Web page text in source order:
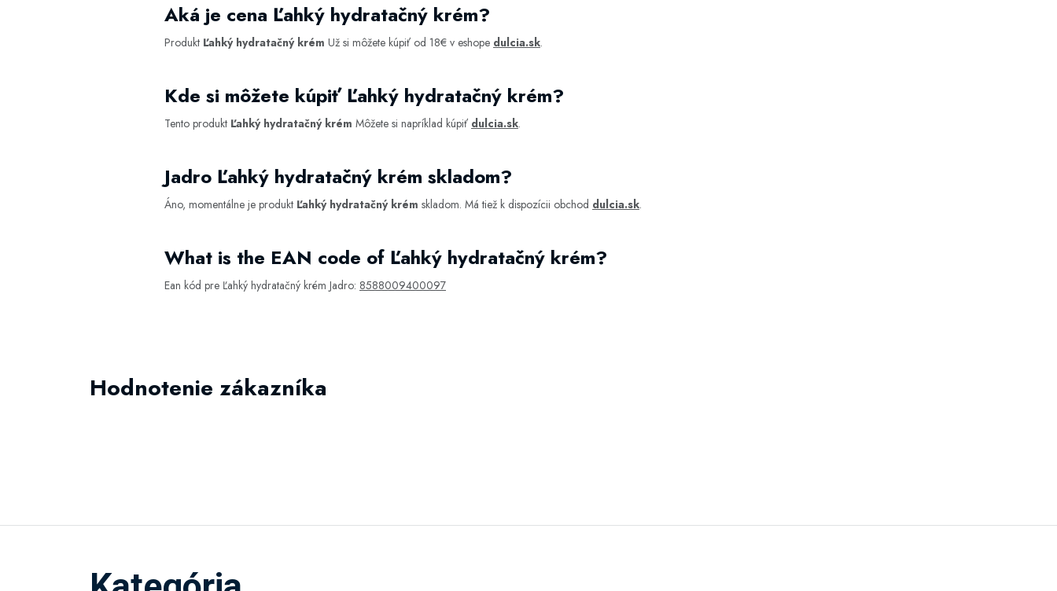
Aká je cena Ľahký hydratačný krém?
Produkt Ľahký hydratačný krém Už si môžete kúpiť od 18€ v eshope dulcia.sk.
Kde si môžete kúpiť Ľahký hydratačný krém?
Tento produkt Ľahký hydratačný krém Môžete si napríklad kúpiť dulcia.sk.
Jadro Ľahký hydratačný krém skladom?
Áno, momentálne je produkt Ľahký hydratačný krém skladom. Má tiež k dispozícii obchod dulcia.sk.
What is the EAN code of Ľahký hydratačný krém?
Ean kód pre Ľahký hydratačný krém Jadro: 8588009400097
Hodnotenie zákazníka